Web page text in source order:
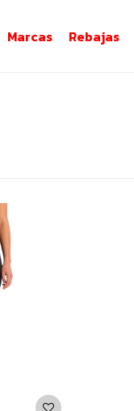
Marcas Rebajas